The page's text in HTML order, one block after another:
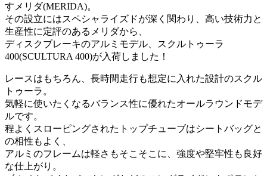
すメリダ(MERIDA)。
その設立にはスペシャライズドが深く関わり、高い技術力と
生産性に定評のあるメリダから、
ディスクブレーキのアルミモデル、スクルトゥーラ
400(SCULTURA 400)が入荷しました！
レースはもちろん、長時間走行も想定に入れた設計のスクル
トゥーラ。
気軽に使いたくなるバランス性に優れたオールラウンドモデ
ルです。
程よくスローピングされたトップチューブはシートバッグと
の相性もよく、
アルミのフレームは軽さもそこそこに、強度や堅牢性も良好
な仕上がり。